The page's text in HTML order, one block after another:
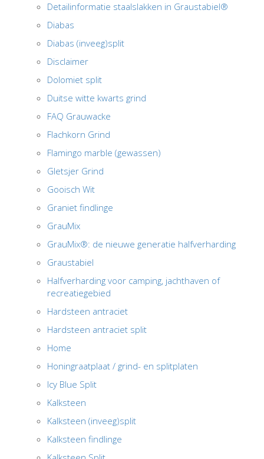
Detailinformatie staalslakken in Graustabiel®
Diabas
Diabas (inveeg)split
Disclaimer
Dolomiet split
Duitse witte kwarts grind
FAQ Grauwacke
Flachkorn Grind
Flamingo marble (gewassen)
Gletsjer Grind
Gooisch Wit
Graniet findlinge
GrauMix
GrauMix®: de nieuwe generatie halfverharding
Graustabiel
Halfverharding voor camping, jachthaven of
recreatiegebied
Hardsteen antraciet
Hardsteen antraciet split
Home
Honingraatplaat / grind- en splitplaten
Icy Blue Split
Kalksteen
Kalksteen (inveeg)split
Kalksteen findlinge